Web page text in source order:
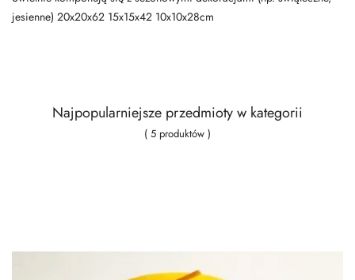
jesienne) 20x20x62 15x15x42 10x10x28cm
Najpopularniejsze przedmioty w kategorii
( 5 produktów )